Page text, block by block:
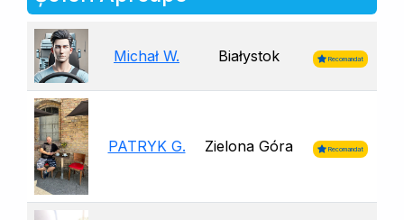
Michał W. Białystok Recomandat
PATRYK G. Zielona Góra Recomandat